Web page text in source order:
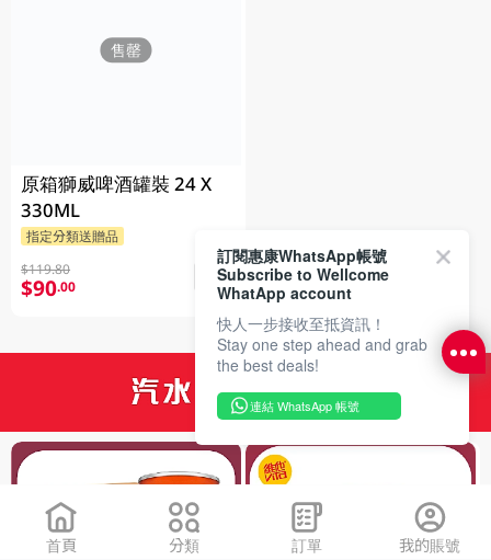
售罄
原箱獅威啤酒罐裝 24 X
330ML
指定分類送贈品
$119.80
$90.00
首頁 分類 訂單 我的賬號
訂閱惠康WhatsApp帳號
Subscribe to Wellcome
WhatApp account
快人一步接收至抵資訊！
Stay one step ahead and grab
the best deals!
連結 WhatsApp 帳號